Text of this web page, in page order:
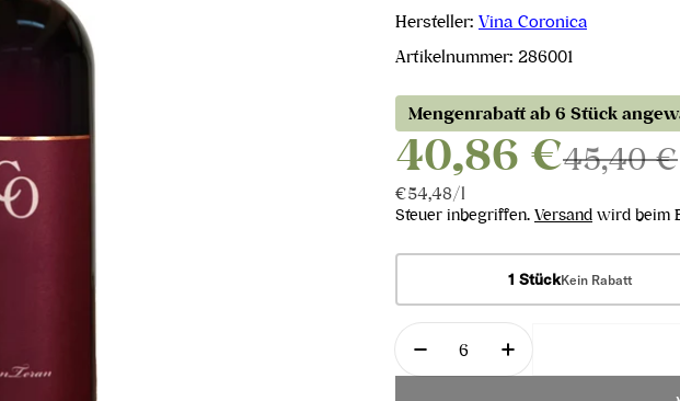
Hersteller: Vina Coronica
Artikelnummer: 286001
Mengenrabatt ab 6 Stück
40,86 €45,40 €
Stückpreis
€54,48/pro
l
Steuer inbegriffen. Versand wird beim
1 StückKein Rabatt
Menge
Menge für Gran Teran
Menge für Gran